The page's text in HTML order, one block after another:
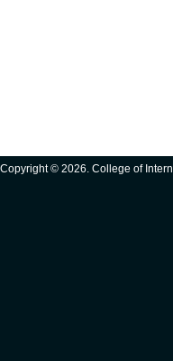
Copyright © 2026. College of